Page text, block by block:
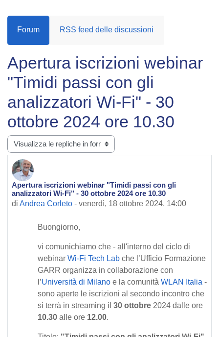
Forum RSS feed delle discussioni
Apertura iscrizioni webinar
"Timidi passi con gli
analizzatori Wi-Fi" - 30
ottobre 2024 ore 10.30
Modalità visualizzazione
Apertura iscrizioni webinar "Timidi passi con gli
analizzatori Wi-Fi" - 30 ottobre 2024 ore 10.30
di Andrea Corleto - venerdì, 18 ottobre 2024, 14:00
Numero di risposte: 0
Buongiorno,
vi comunichiamo che - all'interno del ciclo di
webinar Wi-Fi Tech Lab che l’Ufficio Formazione
GARR organizza in collaborazione con
l’Università di Milano e la comunità WLAN Italia -
sono aperte le iscrizioni al secondo incontro che
si terrà in streaming il 30 ottobre 2024 dalle ore
10.30 alle ore 12.00.